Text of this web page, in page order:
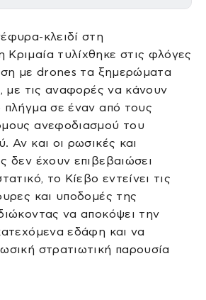
κλειδί στη
τυλίχθηκε στις φλόγες
με drones τα ξημερώματα
με τις αναφορές να κάνουν
πλήγμα σε έναν από τους
ανεφοδιασμού του
Αν και οι ρωσικές και
δεν έχουν επιβεβαιώσει
το Κίεβο εντείνει τις
και υποδομές της
να αποκόψει την
εδάφη και να
στρατιωτική παρουσία